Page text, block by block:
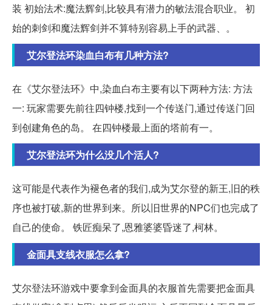
装 初始法术:魔法辉剑,比较具有潜力的敏法混合职业。 初
始的刺剑和魔法辉剑并不算特别容易上手的武器、。
艾尔登法环染血白布有几种方法?
在《艾尔登法环》中,染血白布主要有以下两种方法: 方法
一: 玩家需要先前往四钟楼,找到一个传送门,通过传送门回
到创建角色的岛。 在四钟楼最上面的塔前有一。
艾尔登法环为什么没几个活人?
这可能是代表作为褪色者的我们,成为艾尔登的新王,旧的秩
序也被打破,新的世界到来。所以旧世界的NPC们也完成了
自己的使命。 铁匠痴呆了,恩雅婆婆昏迷了,柯林。
金面具支线衣服怎么拿?
艾尔登法环游戏中要拿到金面具的衣服首先需要把金面具